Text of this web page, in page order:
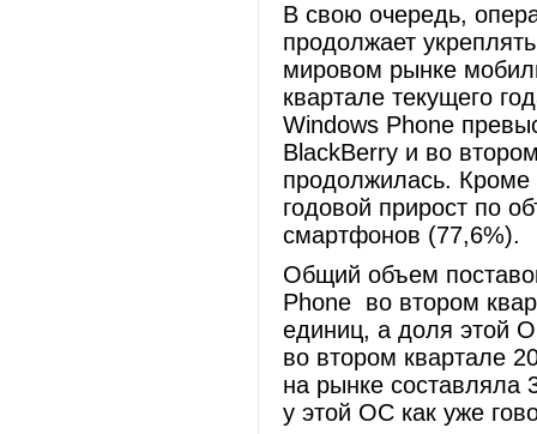
В свою очередь,
продолжает
мировом рынке
квартале текущего
Windows Phone
BlackBerry и во
продолжилась. Кроме
годовой прирост по
смартфонов (77,6%).
Общий объем
Phone во втором
единиц, а доля этой
во втором квартале
на рынке составляла
у этой ОС как уже